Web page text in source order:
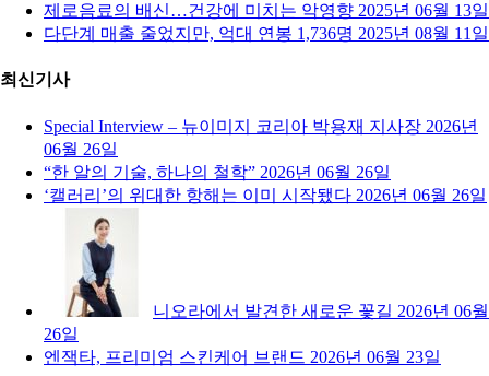
제로음료의 배신…건강에 미치는 악영향 2025년 06월 13일
다단계 매출 줄었지만, 억대 연봉 1,736명 2025년 08월 11일
최신기사
Special Interview – 뉴이미지 코리아 박용재 지사장 2026년
06월 26일
“한 알의 기술, 하나의 철학” 2026년 06월 26일
‘캘러리’의 위대한 항해는 이미 시작됐다 2026년 06월 26일
니오라에서 발견한 새로운 꽃길 2026년 06월
26일
엔잭타, 프리미엄 스킨케어 브랜드 2026년 06월 23일